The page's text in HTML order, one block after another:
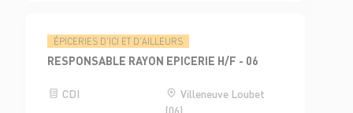
ÉPICERIES D'ICI ET D'AILLEURS
RESPONSABLE RAYON EPICERIE H/F - 06
CDI
Villeneuve Loubet
(06)